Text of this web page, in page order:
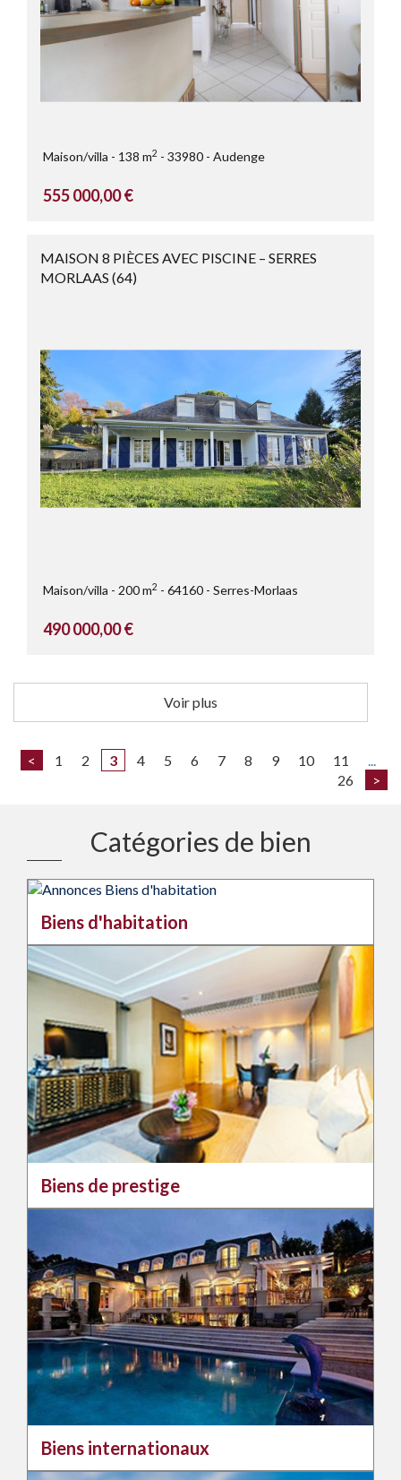
Maison/villa 138 m2 33980 Audenge
555 000,00 €
MAISON 8 PIÈCES AVEC PISCINE – SERRES
MORLAAS (64)
Maison/villa 200 m2 64160 Serres-Morlaas
490 000,00 €
Voir plus
< 1 2 3 4 5 6 7 8 9 10 11
...
26
>
Catégories de bien
Biens d'habitation
Biens de prestige
Biens internationaux